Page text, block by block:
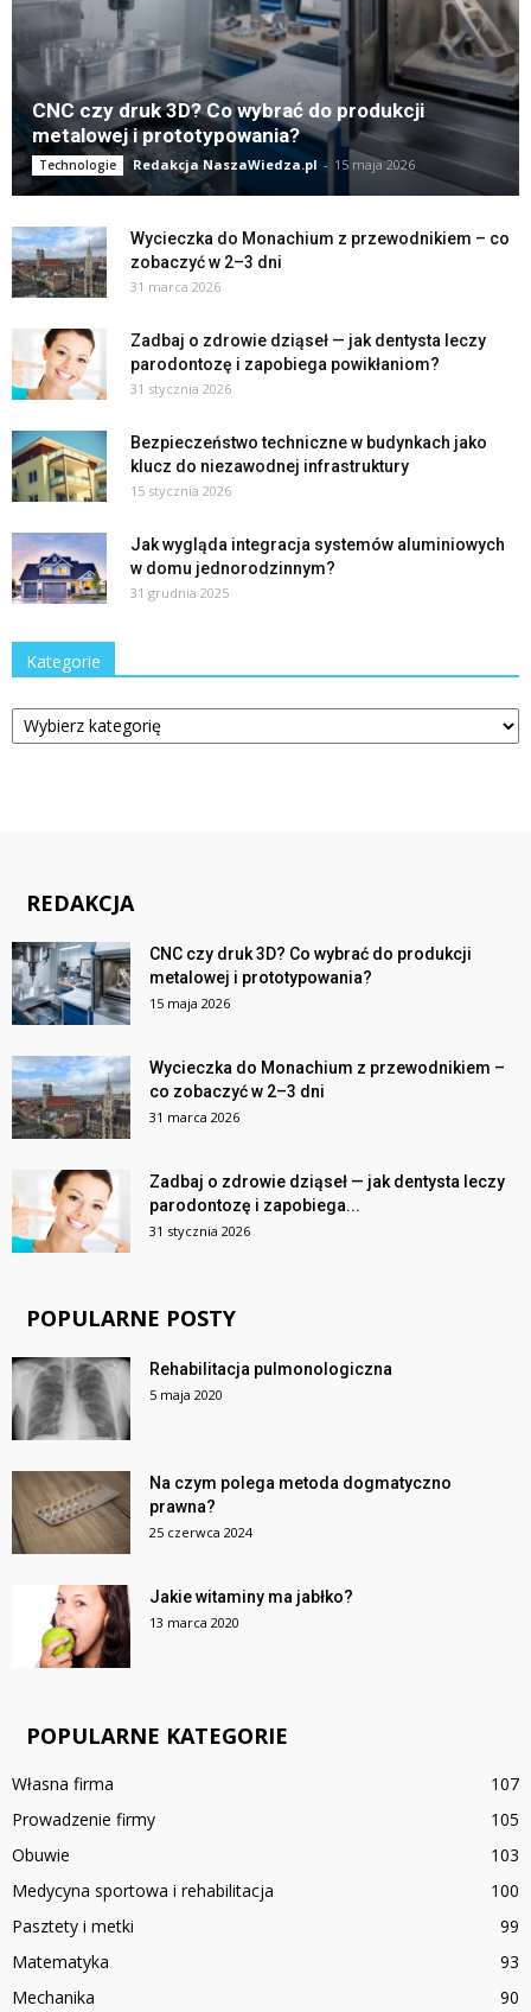
CNC czy druk 3D? Co wybrać do produkcji
metalowej i prototypowania?
Technologie Redakcja NaszaWiedza.pl - 15 maja 2026
Wycieczka do Monachium z przewodnikiem – co
zobaczyć w 2–3 dni
31 marca 2026
Zadbaj o zdrowie dziąseł — jak dentysta leczy
parodontozę i zapobiega powikłaniom?
31 stycznia 2026
Bezpieczeństwo techniczne w budynkach jako
klucz do niezawodnej infrastruktury
15 stycznia 2026
Jak wygląda integracja systemów aluminiowych
w domu jednorodzinnym?
31 grudnia 2025
Kategorie
Kategorie
REDAKCJA
CNC czy druk 3D? Co wybrać do produkcji
metalowej i prototypowania?
15 maja 2026
Wycieczka do Monachium z przewodnikiem –
co zobaczyć w 2–3 dni
31 marca 2026
Zadbaj o zdrowie dziąseł — jak dentysta leczy
parodontozę i zapobiega...
31 stycznia 2026
POPULARNE POSTY
Rehabilitacja pulmonologiczna
5 maja 2020
Na czym polega metoda dogmatyczno
prawna?
25 czerwca 2024
Jakie witaminy ma jabłko?
13 marca 2020
POPULARNE KATEGORIE
Własna firma
107
Prowadzenie firmy
105
Obuwie
103
Medycyna sportowa i rehabilitacja
100
Pasztety i metki
99
Matematyka
93
Mechanika
90